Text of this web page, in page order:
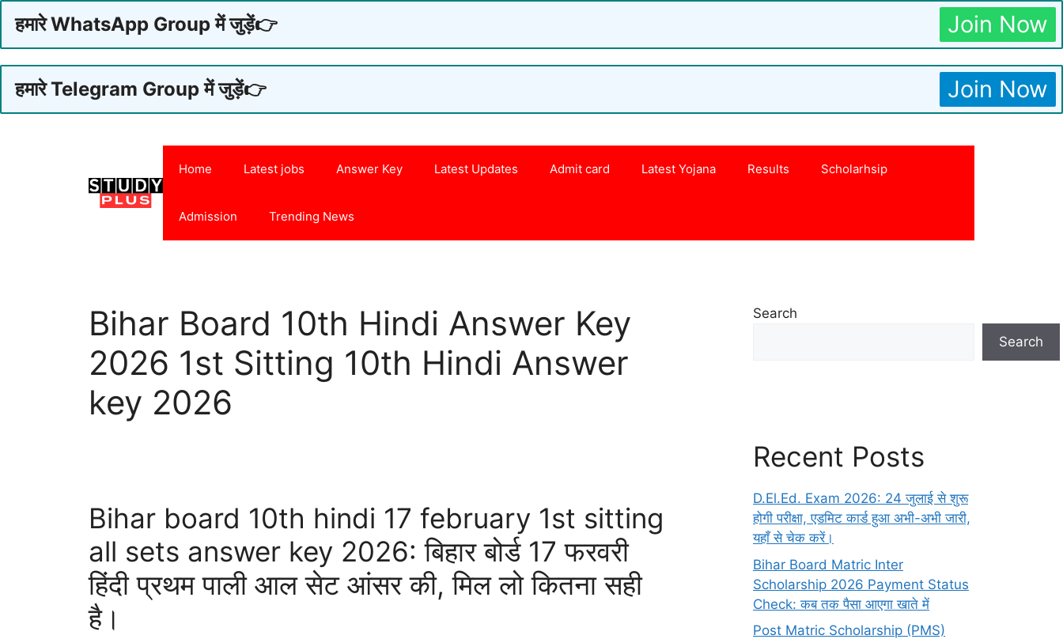
हमारे WhatsApp Group में जुड़ें👉 Join Now
हमारे Telegram Group में जुड़ें👉 Join Now
Home Latest jobs Answer Key Latest Updates Admit card Latest Yojana Results Scholarhsip
Admission Trending News
Bihar Board 10th Hindi Answer Key
2026 1st Sitting 10th Hindi Answer
key 2026
Bihar board 10th hindi 17 february 1st sitting
all sets answer key 2026: बिहार बोर्ड 17 फरवरी
हिंदी प्रथम पाली आल सेट आंसर की, मिल लो कितना सही
है।
Search
Search
Recent Posts
D.El.Ed. Exam 2026: 24 जुलाई से शुरू
होगी परीक्षा, एडमिट कार्ड हुआ अभी-अभी जारी,
यहाँ से चेक करें।
Bihar Board Matric Inter
Scholarship 2026 Payment Status
Check: कब तक पैसा आएगा खाते में
Post Matric Scholarship (PMS)